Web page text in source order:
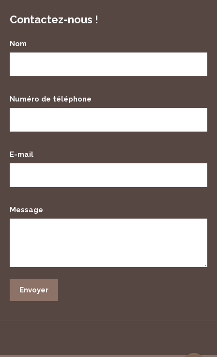
Contactez-nous !
Nom
Numéro de téléphone
E-mail
Message